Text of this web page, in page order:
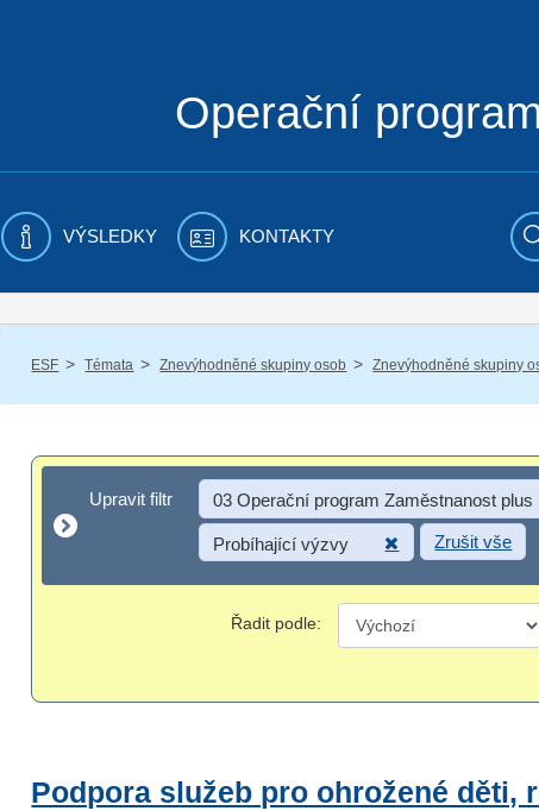
Operační
VÝSLEDKY KONTAKTY
ESF / Témata / Znevýhodněné skupiny osob / Znevýhodněné skupiny
Upravit filtr
Upravit filtr 03 Operační program Zaměstnanost plus
Probíhající výzvy Zrušit vše
Řadit podle:
Podpora služeb pro ohrožené děti,